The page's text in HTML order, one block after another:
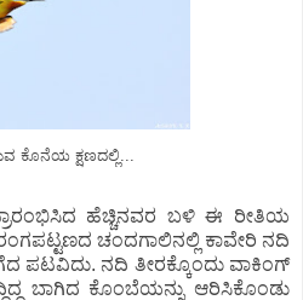
ಕೊನೆಯ ಕ್ಷಣದಲ್ಲಿ...
ಹೆಚ್ಚಿನವರ ಬಳಿ ಈ ರೀತಿಯ
ಚಂದಗಾಲಿನಲ್ಲಿ ಕಾವೇರಿ ನದಿ
ಪಟವಿದು. ನದಿ ತೀರಕ್ಕೊಂದು ವಾಕಿಂಗ್
ಬಾಗಿದ ಕೊಂಬೆಯನ್ನು ಆರಿಸಿಕೊಂಡು